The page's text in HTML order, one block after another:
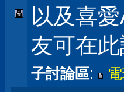
以及喜
友可在
子討論區: